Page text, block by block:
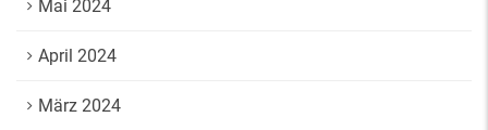
Mai 2024
April 2024
März 2024